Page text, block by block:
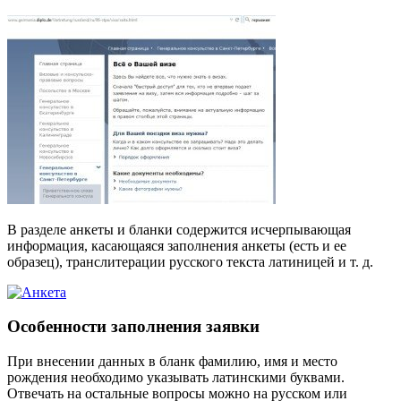
В разделе анкеты и бланки содержится исчерпывающая
информация, касающаяся заполнения анкеты (есть и ее
образец), транслитерации русского текста латиницей и т. д.
Особенности заполнения заявки
При внесении данных в бланк фамилию, имя и место
рождения необходимо указывать латинскими буквами.
Отвечать на остальные вопросы можно на русском или